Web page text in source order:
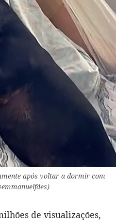
após voltar a dormir com
de visualizações,